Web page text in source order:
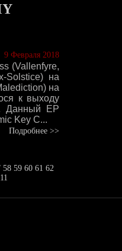
9 Февраля 2018
(Vallenfyre,
Solstice) на
на
к выходу
Данный EP
Key C...
Подробнее >>
58 59 60 61 62